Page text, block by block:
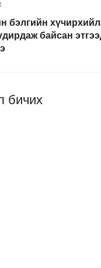
бэлгийн
байсан
бичих